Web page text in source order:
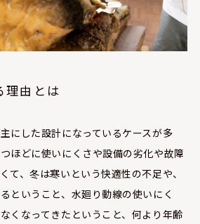
理由とは
にした設計になっているケースが多
ほどに使いにくさや設備の劣化や故障
て、冬は寒いという快適性の不足や、
ということ、水廻り動線の使いにく
くなってきたということ、何より年齢